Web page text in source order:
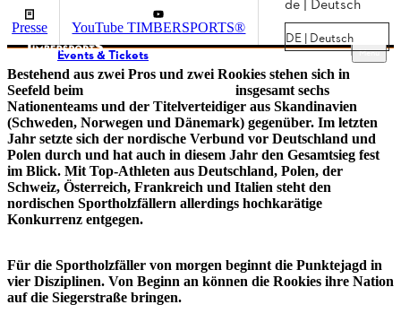
Presse YouTube TIMBERSPORTS®
de | Deutsch
DE | Deutsch
Menu
Events & Tickets
Bestehend aus zwei Pros und zwei Rookies stehen sich in
Seefeld beim
insgesamt sechs
Nationenteams und der Titelverteidiger aus Skandinavien
(Schweden, Norwegen und Dänemark) gegenüber. Im letzten
Jahr setzte sich der nordische Verbund vor Deutschland und
Polen durch und hat auch in diesem Jahr den Gesamtsieg fest
im Blick. Mit Top-Athleten aus Deutschland, Polen, der
Schweiz, Österreich, Frankreich und Italien steht den
nordischen Sportholzfällern allerdings hochkarätige
Konkurrenz entgegen.
Für die Sportholzfäller von morgen beginnt die Punktejagd in
vier Disziplinen. Von Beginn an können die Rookies ihre Nation
auf die Siegerstraße bringen.